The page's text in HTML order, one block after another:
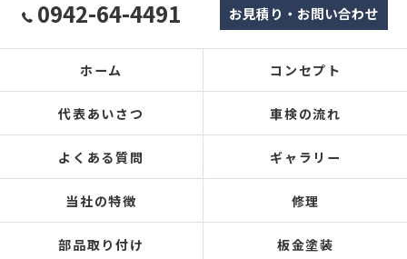
0942-64-4491 お見積り・お問い合わせ
ホーム コンセプト
代表あいさつ 車検の流れ
よくある質問 ギャラリー
当社の特徴 修理
部品取り付け 板金塗装